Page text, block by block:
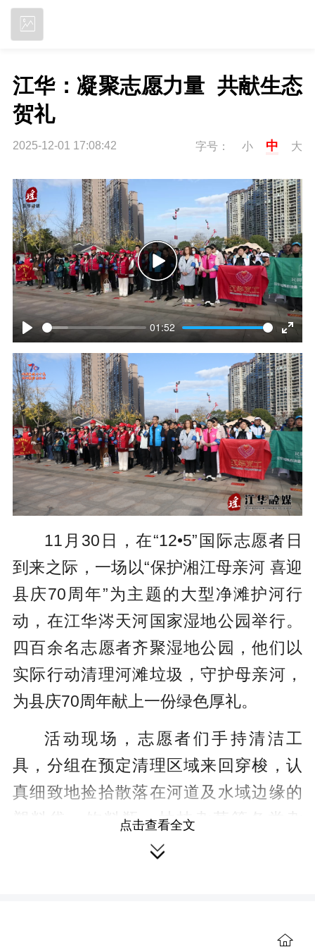
江华：凝聚志愿力量  共献生态
贺礼
2025-12-01 17:08:42 字号： 小 中 大
P
l
a
y
01:52
E
n
t
e
r
f
u
l
l
s
r
P
l
a
11月30日，在“12•5”国际志愿者日
到来之际，一场以“保护湘江母亲河 喜迎
县庆70周年”为主题的大型净滩护河行
动，在江华涔天河国家湿地公园举行。
四百余名志愿者齐聚湿地公园，他们以
实际行动清理河滩垃圾，守护母亲河，
为县庆70周年献上一份绿色厚礼。
活动现场，志愿者们手持清洁工
具，分组在预定清理区域来回穿梭，认
真细致地捡拾散落在河道及水域边缘的
塑料袋、饮料瓶、枯枝杂草等各类杂
河的志愿服务活动，为县庆七十周年献
点击查看全文
